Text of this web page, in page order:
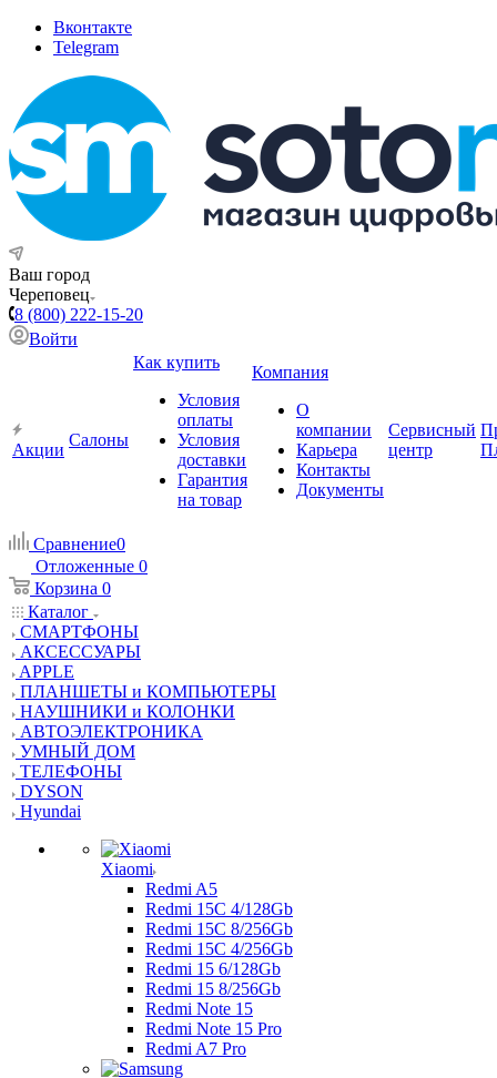
Вконтакте
Telegram
Ваш город
Череповец
8 (800) 222-15-20
Войти
Акции
Салоны
Как купить
Условия
оплаты
Условия
доставки
Гарантия
на товар
Компания
О
компании
Карьера
Контакты
Документы
Сервисный
центр
Сравнение0
Отложенные 0
Корзина 0
Каталог
СМАРТФОНЫ
АКСЕССУАРЫ
APPLE
ПЛАНШЕТЫ и КОМПЬЮТЕРЫ
НАУШНИКИ и КОЛОНКИ
АВТОЭЛЕКТРОНИКА
УМНЫЙ ДОМ
ТЕЛЕФОНЫ
DYSON
Hyundai
Xiaomi
Redmi A5
Redmi 15C 4/128Gb
Redmi 15C 8/256Gb
Redmi 15C 4/256Gb
Redmi 15 6/128Gb
Redmi 15 8/256Gb
Redmi Note 15
Redmi Note 15 Pro
Redmi A7 Pro